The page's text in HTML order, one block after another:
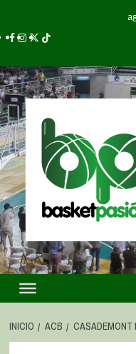
INICIO ACB CASADEMONT